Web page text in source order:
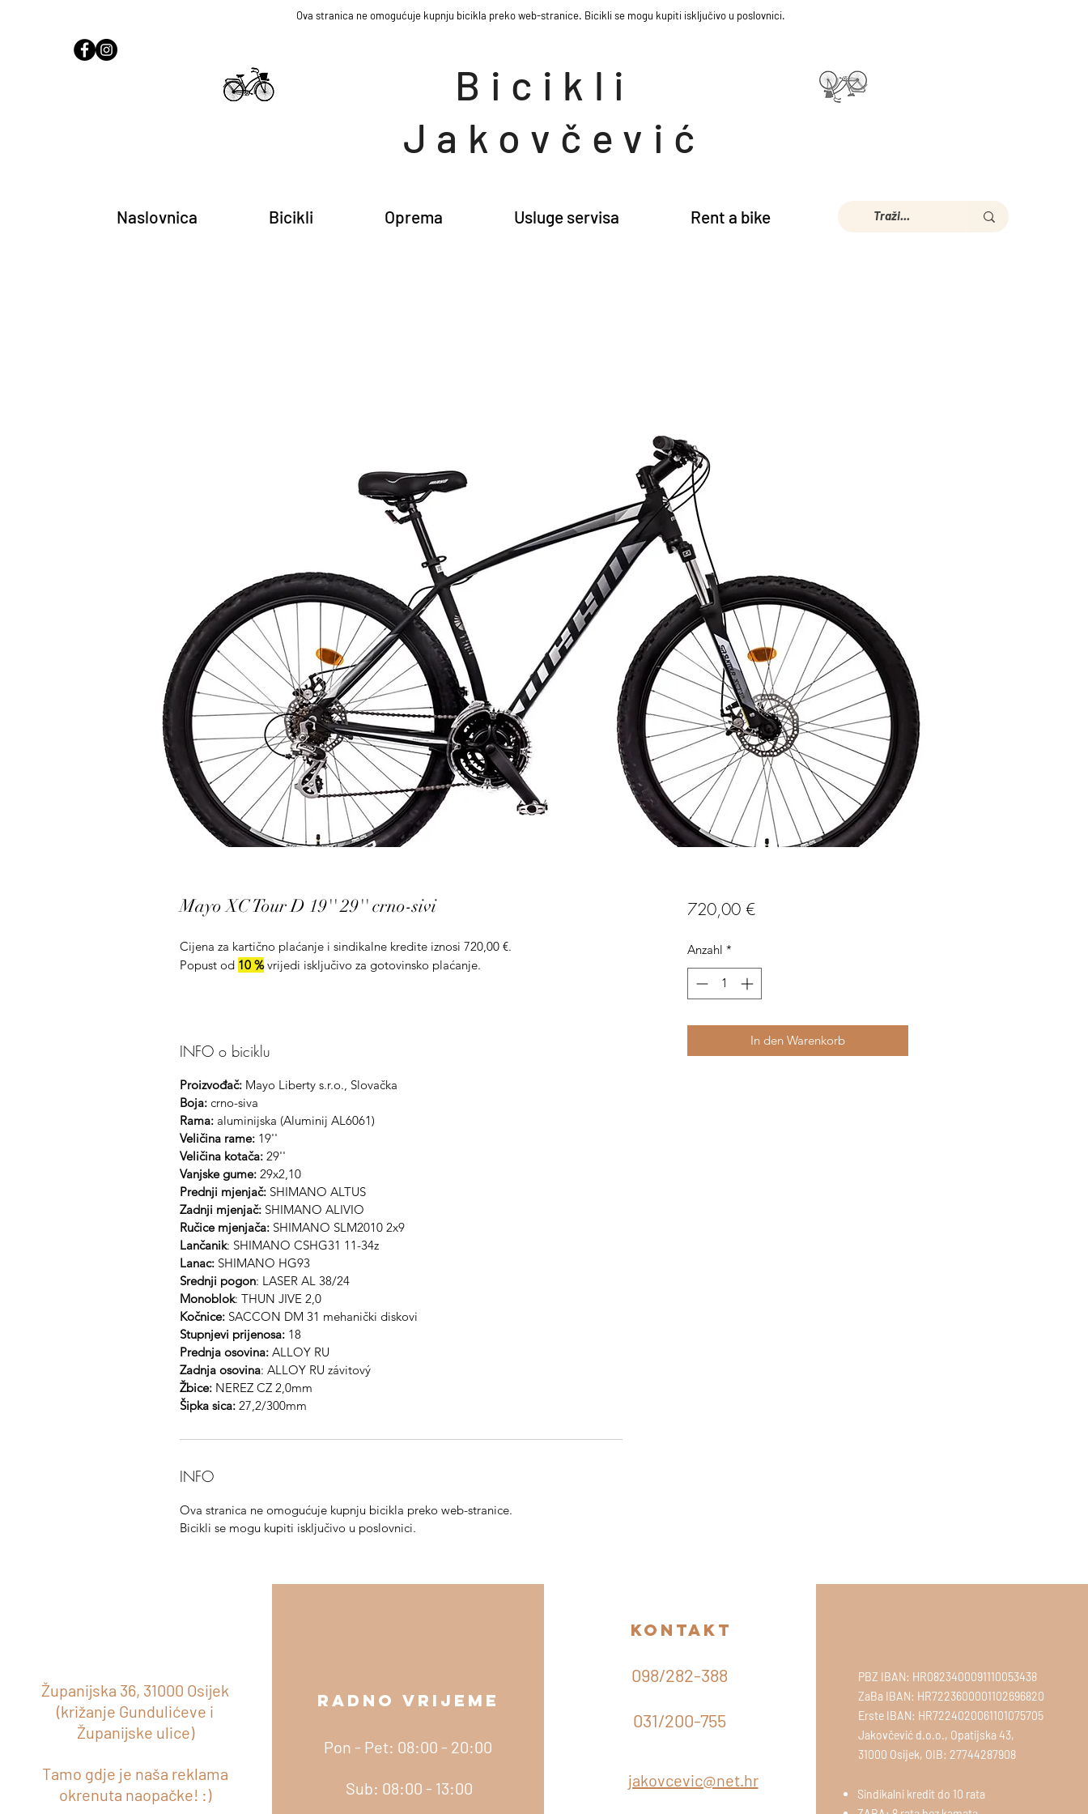
Ova stranica ne omogućuje kupnju bicikla preko web-stranice. Bicikli se mogu kupiti isključivo u poslovnici.
Bicikli
Jakovčević
Naslovnica Bicikli Oprema Usluge servisa Rent a bike
Mayo XC Tour D 19'' 29'' crno-sivi
Cijena za kartično plaćanje i sindikalne kredite iznosi 720,00 €.
Popust od 10 %vrijedi isključivo za gotovinsko plaćanje.
INFO o biciklu
Proizvođač: Mayo Liberty s.r.o., Slovačka
Boja: crno-siva
Rama: aluminijska (Aluminij AL6061)
Veličina rame: 19''
Veličina kotača: 29''
Vanjske gume: 29x2,10
Prednji mjenjač: SHIMANO ALTUS
Zadnji mjenjač: SHIMANO ALIVIO
Ručice mjenjača: SHIMANO SLM2010 2x9
Lančanik: SHIMANO CSHG31 11-34z
Lanac: SHIMANO HG93
Srednji pogon: LASER AL 38/24
Monoblok: THUN JIVE 2,0
Kočnice: SACCON DM 31 mehanički diskovi
Stupnjevi prijenosa: 18
Prednja osovina: ALLOY RU
Zadnja osovina: ALLOY RU závitový
Žbice: NEREZ CZ 2,0mm
Šipka sica: 27,2/300mm
INFO
Ova stranica ne omogućuje kupnju bicikla preko web-stranice.
Bicikli se mogu kupiti isključivo u poslovnici.
720,00 €Preis
Anzahl *
In den Warenkorb
ADRESA
Županijska 36, 31000 Osijek
(križanje Gundulićeve i
Županijske ulice)
Tamo gdje je naša reklama
okrenuta naopačke! :)
RADNO VRIJEME
Pon - Pet: 08:00 - 20:00
Sub: 08:00 - 13:00
kontakt
098/282-388
031/200-755
jakovcevic@net.hr
PBZ IBAN: HR0823400091110053438
ZaBa IBAN: HR7223600001102696820
Erste IBAN: HR7224020061101075705
Jakovčević d.o.o., Opatijska 43,
31000 Osijek, OIB: 27744287908
Sindikalni kredit do 10 rata